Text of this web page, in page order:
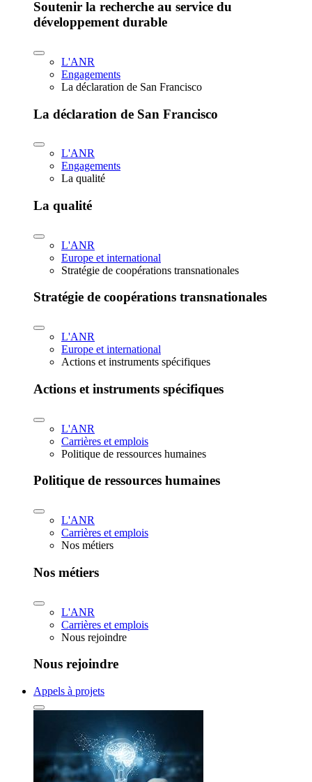
Soutenir la recherche au service du
développement durable
L'ANR
Engagements
La déclaration de San Francisco
La déclaration de San Francisco
L'ANR
Engagements
La qualité
La qualité
L'ANR
Europe et international
Stratégie de coopérations transnationales
Stratégie de coopérations transnationales
L'ANR
Europe et international
Actions et instruments spécifiques
Actions et instruments spécifiques
L'ANR
Carrières et emplois
Politique de ressources humaines
Politique de ressources humaines
L'ANR
Carrières et emplois
Nos métiers
Nos métiers
L'ANR
Carrières et emplois
Nous rejoindre
Nous rejoindre
Appels à projets